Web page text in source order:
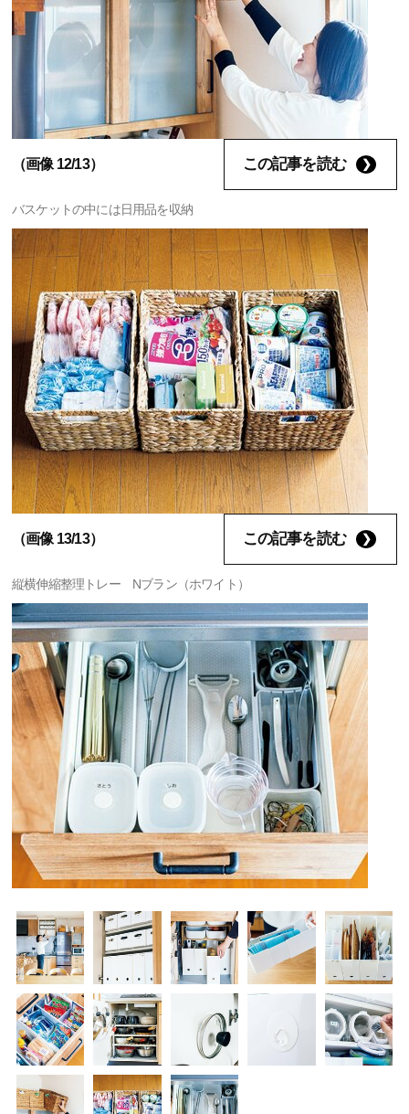
（画像 12/13） この記事を読む
バスケットの中には日用品を収納
（画像 13/13） この記事を読む
縦横伸縮整理トレー Nブラン（ホワイト）